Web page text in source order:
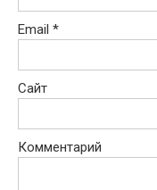
Email *
Сайт
Комментарий